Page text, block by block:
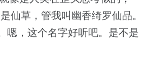
仙草，管我叫幽香绮罗仙品。
嗯，这个名字好听吧。是不是